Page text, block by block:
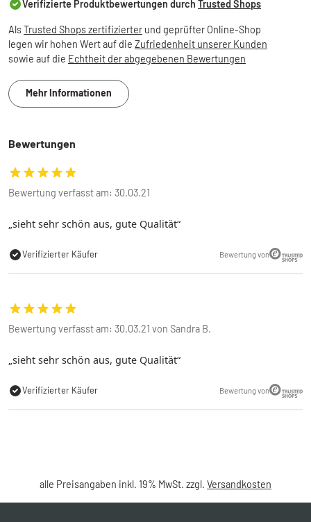
Verifizierte Produktbewertungen durch Trusted Shops
AlsTrusted Shops zertifizierter und geprüfter Online-Shop
legen wir hohen Wert auf die Zufriedenheit unserer Kunden
sowie auf die Echtheit der abgegebenen Bewertungen
Mehr Informationen
Bewertungen
Bewertung verfasst am: 30.03.21
sieht sehr schön aus, gute Qualität
Verifizierter Käufer Bewertung von
Bewertung verfasst am: 30.03.21 von Sandra B.
sieht sehr schön aus, gute Qualität
Verifizierter Käufer Bewertung von
alle Preisangaben inkl. 19% MwSt. zzgl. Versandkosten